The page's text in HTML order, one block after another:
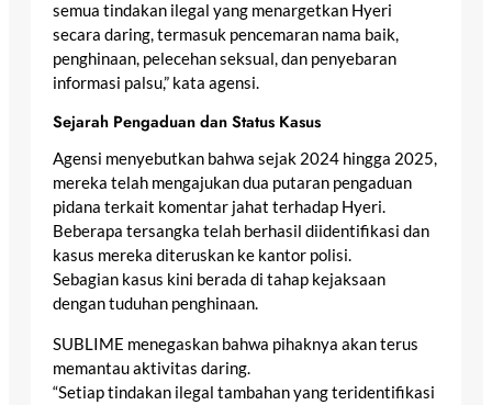
semua tindakan ilegal yang menargetkan Hyeri
secara daring, termasuk pencemaran nama baik,
penghinaan, pelecehan seksual, dan penyebaran
informasi palsu,” kata agensi.
Sejarah Pengaduan dan Status Kasus
Agensi menyebutkan bahwa sejak 2024 hingga 2025,
mereka telah mengajukan dua putaran pengaduan
pidana terkait komentar jahat terhadap Hyeri.
Beberapa tersangka telah berhasil diidentifikasi dan
kasus mereka diteruskan ke kantor polisi.
Sebagian kasus kini berada di tahap kejaksaan
dengan tuduhan penghinaan.
SUBLIME menegaskan bahwa pihaknya akan terus
memantau aktivitas daring.
“Setiap tindakan ilegal tambahan yang teridentifikasi